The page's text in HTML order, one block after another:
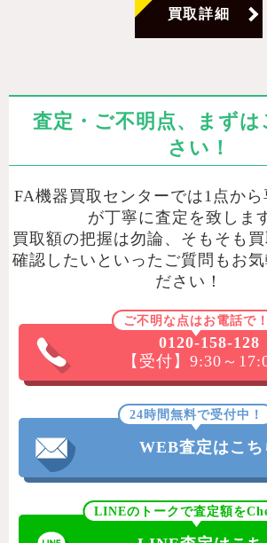
買取詳細
査定・ご不明点、まず
さい！
FA機器買取センターでは1点から
が丁寧に査定を致しま
買取額の把握は勿論、そもそも
確認したいといったご質問もお気
ださい！
ご不明な点はお電話で！
0120-158-128
【受付】9:30～
24時間無料で受付中！
WEB査定はこち
LINEのトークで査定額を